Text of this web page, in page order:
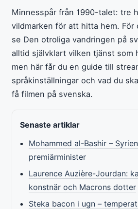
Minnesspår från 1990-talet: tre
vildmarken för att hitta hem. För
se Den otroliga vandringen på
alltid självklart vilken tjänst som
men här får du en guide till
språkinställningar och vad du
få filmen på svenska.
Senaste artiklar
Mohammed al-Bashir –
premiärminister
Laurence Auzière-Jourdan:
konstnär och Macrons dotter
Steka bacon i ugn –